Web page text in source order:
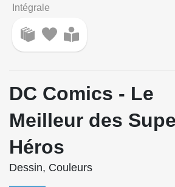
Intégrale
DC Comics - Le
Meilleur des
Héros
Dessin, Couleurs